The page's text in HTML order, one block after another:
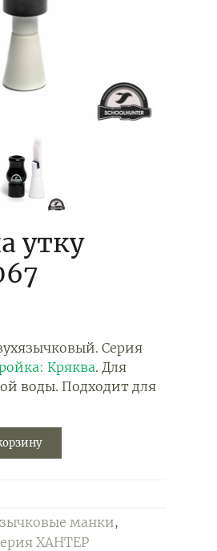
утку
Серия
Кряква. Для
воды. Подходит для
манки,
ХАНТЕР